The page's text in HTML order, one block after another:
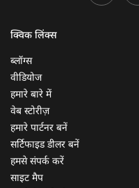
क्विक लिंक्स
ब्लॉग्स
वीडियोज
हमारे बारे में
वेब स्टोरीज़
हमारे पार्टनर बनें
सर्टिफाइड डीलर बनें
हमसे संपर्क करें
साइट मैप